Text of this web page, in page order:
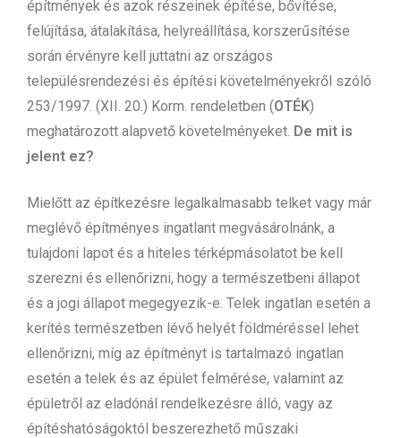
építmények és azok részeinek építése, bővítése,
felújítása, átalakítása, helyreállítása, korszerűsítése
során érvényre kell juttatni az országos
településrendezési és építési követelményekről szóló
253/1997. (XII. 20.) Korm. rendeletben (OTÉK)
meghatározott alapvető követelményeket. De mit is
jelent ez?
Mielőtt az építkezésre legalkalmasabb telket vagy már
meglévő építményes ingatlant megvásárolnánk, a
tulajdoni lapot és a hiteles térképmásolatot be kell
szerezni és ellenőrizni, hogy a természetbeni állapot
és a jogi állapot megegyezik-e. Telek ingatlan esetén a
kerítés természetben lévő helyét földméréssel lehet
ellenőrizni, míg az építményt is tartalmazó ingatlan
esetén a telek és az épület felmérése, valamint az
épületről az eladónál rendelkezésre álló, vagy az
építéshatóságoktól beszerezhető műszaki